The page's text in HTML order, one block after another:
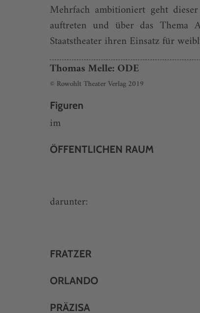
Mehrfach ambitioniert geht
auftreten und über das Thema
Staatstheater ihren Einsatz für
Thomas Melle: ODE
© Rowohlt Theater Verlag 2019
Figuren
im
ÖFFENTLICHEN RAUM
darunter:
FRATZER
ORLANDO
PRÄZISA